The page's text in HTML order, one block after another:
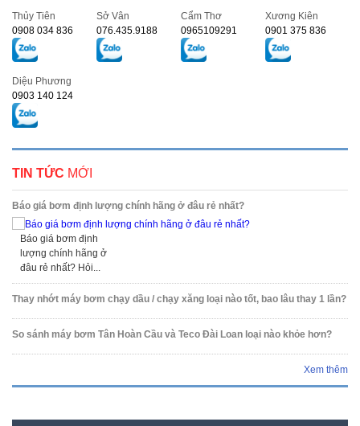
Thủy Tiên
0908 034 836
Sở Vân
076.435.9188
Cẩm Thơ
0965109291
Xương Kiên
0901 375 836
Diệu Phương
0903 140 124
TIN TỨC MỚI
Báo giá bơm định lượng chính hãng ở đâu rẻ nhất?
Báo giá bơm định
lượng chính hãng ở
đâu rẻ nhất? Hỏi...
Thay nhớt máy bơm chạy dầu / chạy xăng loại nào tốt, bao lâu thay 1 lần?
So sánh máy bơm Tân Hoàn Cầu và Teco Đài Loan loại nào khỏe hơn?
Xem thêm